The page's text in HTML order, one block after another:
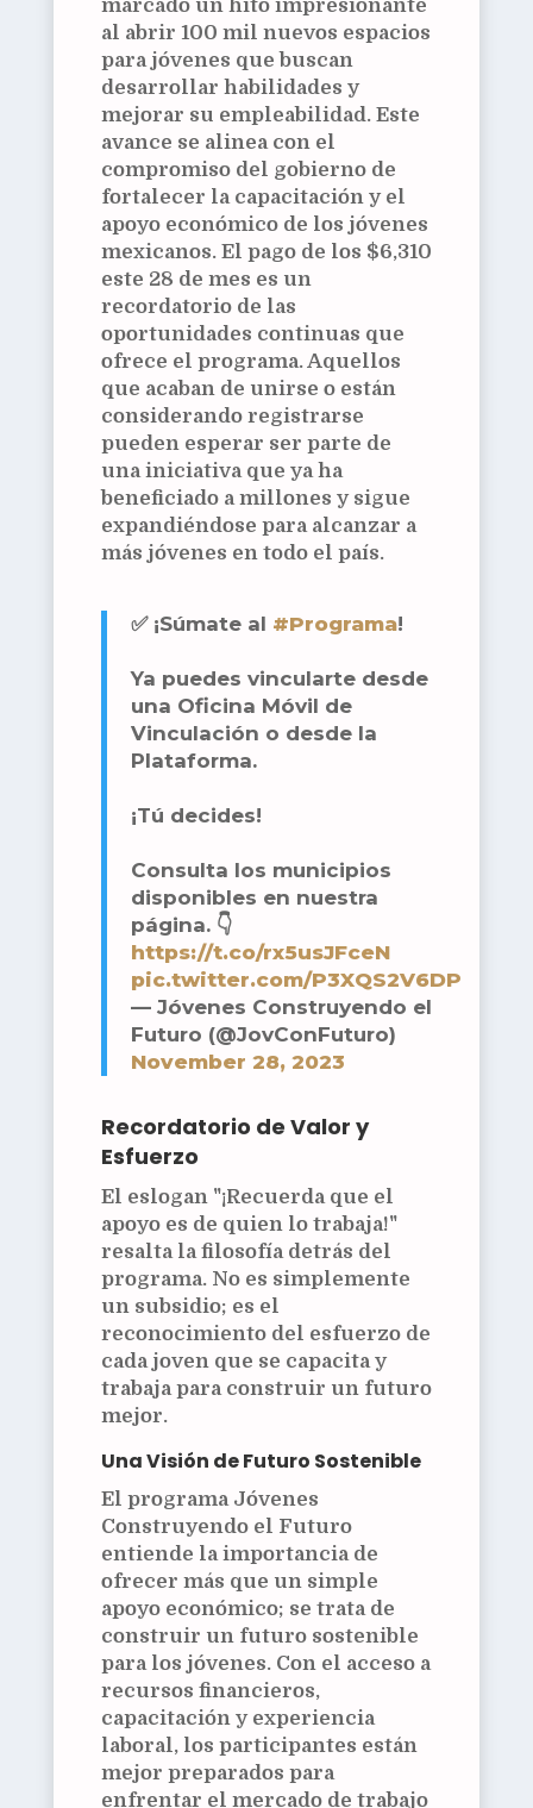
marcado un hito impresionante
al abrir 100 mil nuevos espacios
para jóvenes que buscan
desarrollar habilidades y
mejorar su empleabilidad. Este
avance se alinea con el
compromiso del gobierno de
fortalecer la capacitación y el
apoyo económico de los jóvenes
mexicanos. El pago de los $6,310
este 28 de mes es un
recordatorio de las
oportunidades continuas que
ofrece el programa. Aquellos
que acaban de unirse o están
considerando registrarse
pueden esperar ser parte de
una iniciativa que ya ha
beneficiado a millones y sigue
expandiéndose para alcanzar a
más jóvenes en todo el país.
✅ ¡Súmate al #Programa!
Ya puedes vincularte desde
una Oficina Móvil de
Vinculación o desde la
Plataforma.
¡Tú decides!
Consulta los municipios
disponibles en nuestra
página. 👇
https://t.co/rx5usJFceN
pic.twitter.com/P3XQS2V6DP
— Jóvenes Construyendo el
Futuro (@JovConFuturo)
November 28, 2023
Recordatorio de Valor y
Esfuerzo
El eslogan "¡Recuerda que el
apoyo es de quien lo trabaja!"
resalta la filosofía detrás del
programa. No es simplemente
un subsidio; es el
reconocimiento del esfuerzo de
cada joven que se capacita y
trabaja para construir un futuro
mejor.
Una Visión de Futuro Sostenible
El programa Jóvenes
Construyendo el Futuro
entiende la importancia de
ofrecer más que un simple
apoyo económico; se trata de
construir un futuro sostenible
para los jóvenes. Con el acceso a
recursos financieros,
capacitación y experiencia
laboral, los participantes están
mejor preparados para
enfrentar el mercado de trabajo